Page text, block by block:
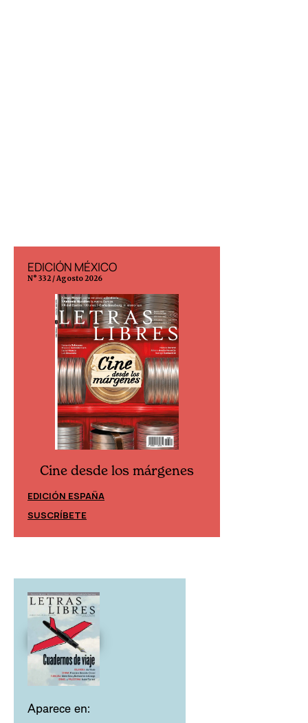
EDICIÓN MÉXICO
N° 332 / Agosto 2026
Cine desde los márgenes
EDICIÓN ESPAÑA
SUSCRÍBETE
Aparece en: